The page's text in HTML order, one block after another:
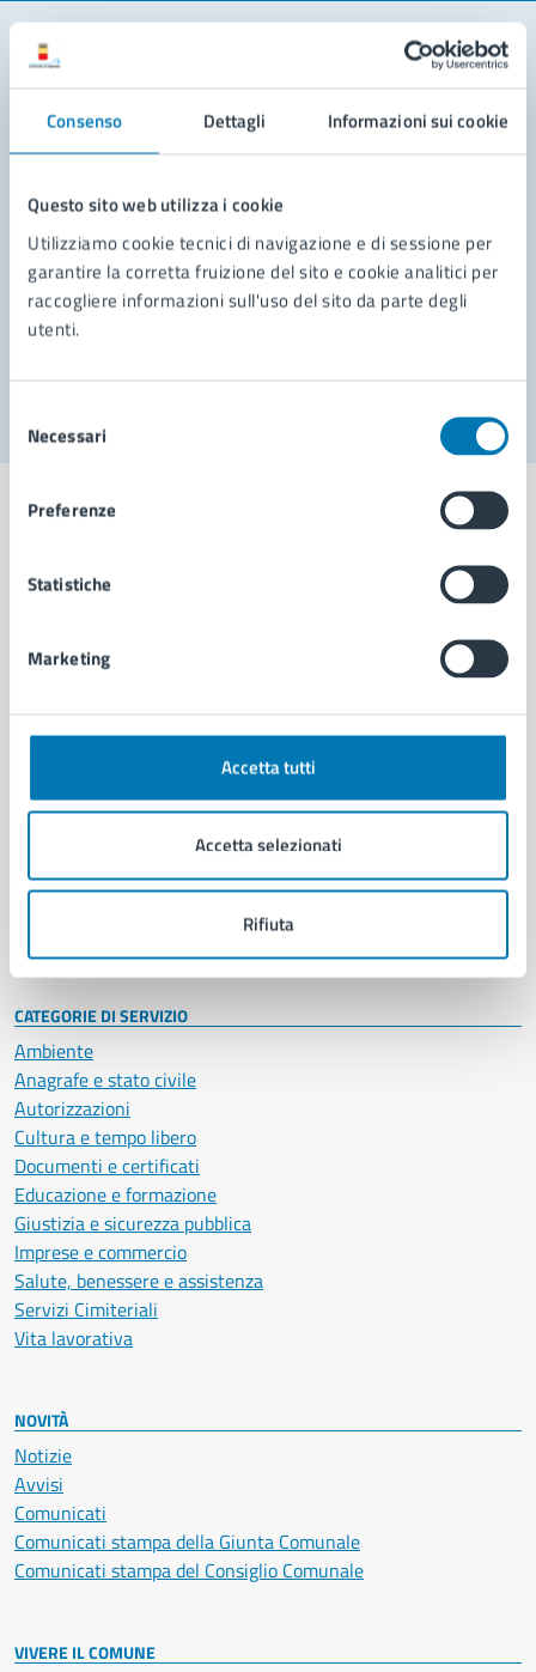
Consenso Dettagli Informazioni sui cookie
Questo sito web utilizza i cookie
Utilizziamo cookie tecnici di navigazione e di sessione per
garantire la corretta fruizione del sito e cookie analitici per
raccogliere informazioni sull'uso del sito da parte degli
utenti.
delNecessari
Preferenze
Statistiche
Marketing
Accetta tutti
Accetta selezionati
Rifiuta
Leggi le domande frequenti
Richiedi assistenza
Prenota appuntamento
Problemi in città
Comune di Napoli
AMMINISTRAZIONE
Organi di governo
Enti e fondazioni
Personale amministrativo
Intranet, posta aziendale e protocollo
CATEGORIE DI SERVIZIO
Ambiente
Anagrafe e stato civile
Autorizzazioni
Cultura e tempo libero
Documenti e certificati
Educazione e formazione
Giustizia e sicurezza pubblica
Imprese e commercio
Salute, benessere e assistenza
Servizi Cimiteriali
Vita lavorativa
NOVITÀ
Notizie
Avvisi
Comunicati
Comunicati stampa della Giunta Comunale
Comunicati stampa del Consiglio Comunale
VIVERE IL COMUNE